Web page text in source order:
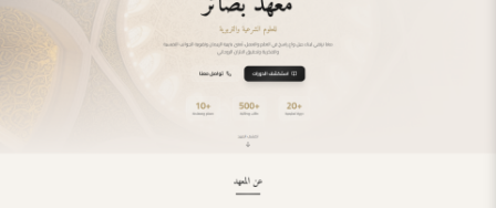
מערכות חינוך ו-LMS
ניהול ספקי אינטרנט